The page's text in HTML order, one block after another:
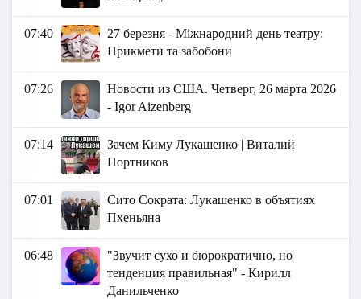
07:40
27 березня - Міжнародний день театру:
Прикмети та забобони
07:26
Новости из США. Четверг, 26 марта 2026
- Igor Aizenberg
07:14
Зачем Киму Лукашенко | Виталий
Портников
07:01
Сито Сократа: Лукашенко в объятиях
Пхеньяна
06:48
"Звучит сухо и бюрократично, но
тенденция правильная" - Кирилл
Данильченко